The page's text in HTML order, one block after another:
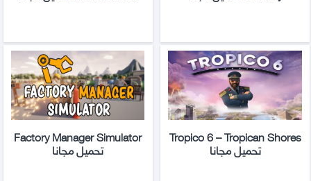
Tropico 6 – Tropican Shores
تحميل مجانا
Factory Manager Simulator
تحميل مجانا